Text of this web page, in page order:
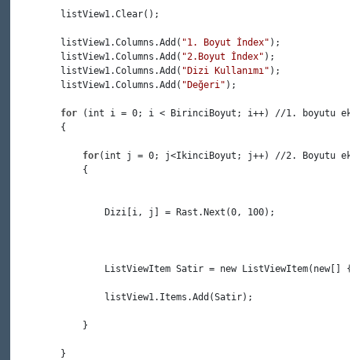
         listView1.Clear();
         listView1.Columns.Add(
"1. Boyut İndex" );
         listView1.Columns.Add(
"2.Boyut İndex" );
         listView1.Columns.Add(
"Dizi Kullanımı" );
         listView1.Columns.Add(
"Değeri" );
for (int i = 0; i < BirinciBoyut; i++) //1. boyutu
         {
for(int j = 0; j<IkinciBoyut; j++) //2. Boyutu
             {
                 Dizi[i, j] = Rast.Next(0, 100);
ListViewItem Satir = new ListViewItem(new[]
                 listView1.Items.Add(Satir);
             }
         }